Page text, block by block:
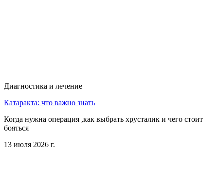
Диагностика и лечение
Катаракта: что важно знать
Когда нужна операция ,как выбрать хрусталик и чего стоит
бояться
13 июля 2026 г.